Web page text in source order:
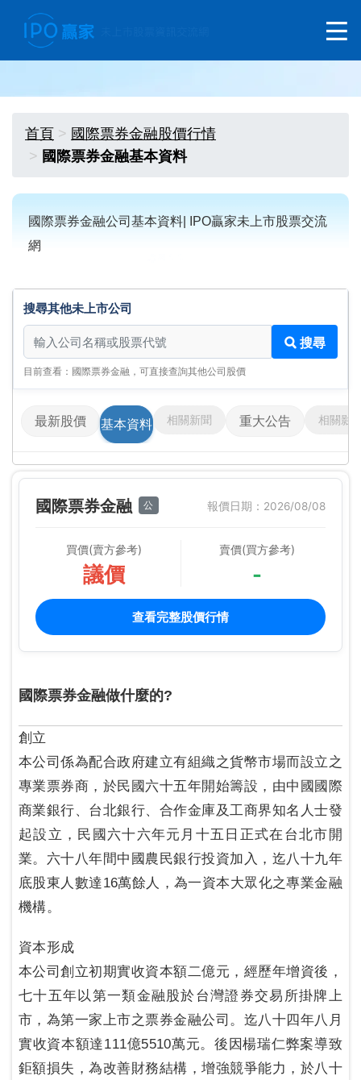
首頁
國際票券金融股價行情
國際票券金融基本資料
國際票券金融公司基本資料| IPO贏家未上市股票交流
網
搜尋其他未上市公司
搜尋其他未上市公司
搜尋
目前查看：國際票券金融，可直接查詢其他公司股價
最新股價 基本資料 相關新聞 重大公告 相關影
國際票券金融 公 報價日期：2026/08/08
買價(賣方參考)
議價
賣價(買方參考)
-
查看完整股價行情
國際票券金融做什麼的?
創立
本公司係為配合政府建立有組織之貨幣市場而設立之
專業票券商，於民國六十五年開始籌設，由中國國際
商業銀行、台北銀行、合作金庫及工商界知名人士發
起設立，民國六十六年元月十五日正式在台北市開
業。六十八年間中國農民銀行投資加入，迄八十九年
底股東人數達16萬餘人，為一資本大眾化之專業金融
機構。
資本形成
本公司創立初期實收資本額二億元，經歷年增資後，
七十五年以第一類金融股於台灣證券交易所掛牌上
市，為第一家上市之票券金融公司。迄八十四年八月
實收資本額達111億5510萬元。後因楊瑞仁弊案導致
鉅額損失，為改善財務結構，增強競爭能力，於八十